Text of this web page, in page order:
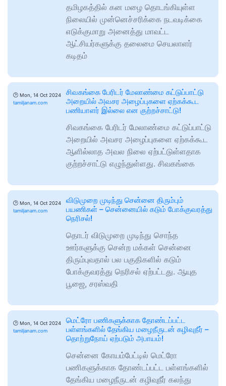
தமிழகத்தில் கன மழை தொடங்கியுள்ள
நிலையில் முன்னெச்சரிக்கை நடவடிக்கை
எடுக்குமாறு அனைத்து மாவட்ட
ஆட்சியர்களுக்கு தலைமை செயலாளர்
கடிதம்
🕑 Mon, 14 Oct 2024
tamiljanam.com
சிவகங்கை பேரிடர் மேலாண்மை கட்டுப்பாட்டு
அறையில் அவசர அழைப்புகளை ஏற்கக்கூட
பணியாளர் இல்லை என குற்றச்சாட்டு!
சிவகங்கை பேரிடர் மேலாண்மை கட்டுப்பாட்டு
அறையில் அவசர அழைப்புகளை ஏற்கக்கூட
ஆளில்லாத அவல நிலை ஏற்பட்டுள்ளதாக
குற்றச்சாட்டு எழுந்துள்ளது. சிவகங்கை
🕑 Mon, 14 Oct 2024
tamiljanam.com
விடுமுறை முடிந்து சென்னை திரும்பும்
பயணிகள் – சென்னையில் கடும் போக்குவரத்து
நெரிசல்!
தொடர் விடுமுறை முடிந்து சொந்த
ஊர்களுக்கு சென்ற மக்கள் சென்னை
திரும்புவதால் பல பகுதிகளில் கடும்
போக்குவரத்து நெரிசல் ஏற்பட்டது. ஆயுத
பூஜை, சரஸ்வதி
🕑 Mon, 14 Oct 2024
tamiljanam.com
மெட்ரோ பணிகளுக்காக தோண்டப்பட்ட
பள்ளங்களில் தேங்கிய மழைநீருடன் கழிவுநீர் –
தொற்றுநோய் ஏற்படும் அபாயம்!
சென்னை கோயம்பேட்டில் மெட்ரோ
பணிகளுக்காக தோண்டப்பட்ட பள்ளங்களில்
தேங்கிய மழைநீருடன் கழிவுநீர் கலந்து